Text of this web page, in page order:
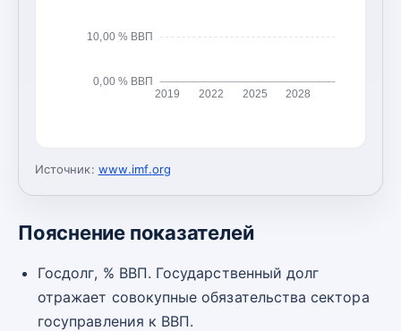
0,00 % ВВП
10,00 % ВВП
2019 2022 2025 2028
Источник: www.imf.org
Пояснение показателей
Госдолг, % ВВП. Государственный долг
отражает совокупные обязательства сектора
госуправления к ВВП.